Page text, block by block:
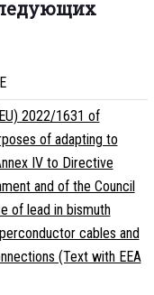
2022/1631 of
of adapting to
IV to Directive
and of the Council
of lead in bismuth
cables and
(Text with EEA